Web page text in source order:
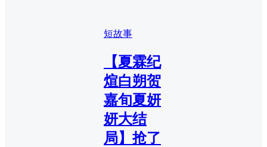
短故事
【夏霖纪
煊白朔贺
嘉旬夏妍
妍大结
局】抢了